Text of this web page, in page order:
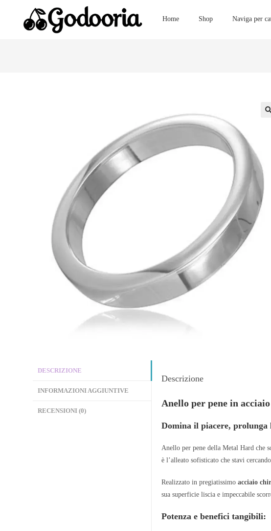
Home Shop Naviga per
DESCRIZIONE
INFORMAZIONI AGGIUNTIVE
RECENSIONI (0)
Descrizione
Anello per pene in
Domina il piacere, prolunga
Anello per pene della Metal Hard che
è l’alleato sofisticato che stavi
Realizzato in pregiatissimoacciaio
sua superficie liscia e impeccabile
Potenza e benefici tangibili: